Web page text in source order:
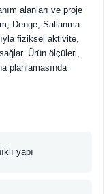
alanları ve proje
Denge, Sallanma
fiziksel aktivite,
Ürün ölçüleri,
planlamasında
yapı